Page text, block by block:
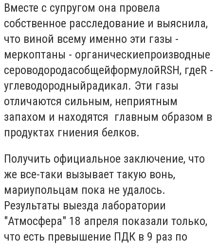
Вместе с супругом она провела
собственное расследование и выяснила,
что виной всему именно эти газы -
меркоптаны - органическиепроизводные
сероводородаcобщейформулойRSH, гдеR -
углеводородныйрадикал. Эти газы
отличаются сильным, неприятным
запахом и находятся главным образом в
продуктах гниения белков.
Получить официальное заключение, что
же все-таки вызывает такую вонь,
мариупольцам пока не удалось.
Результаты выезда лаборатории
"Атмосфера" 18 апреля показали только,
что есть превышение ПДК в 9 раз по